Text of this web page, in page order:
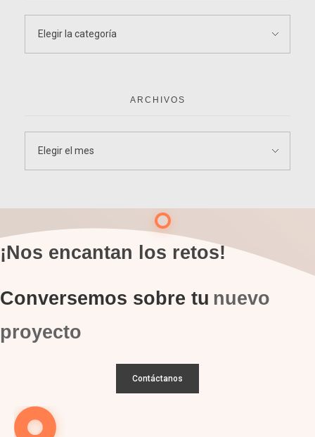
ARCHIVOS
¡Nos encantan los retos!
Conversemos sobre tu nuevo
proyecto
Contáctanos